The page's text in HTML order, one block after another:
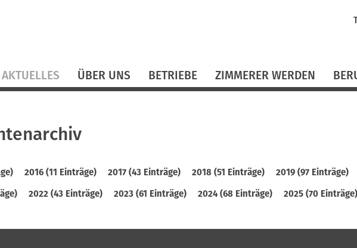
AKTUELLES ÜBER UNS BETRIEBE ZIMMERER WERDEN
2016 (11 Einträge) 2017 (43 Einträge) 2018 (51 Einträge) 2019 (97 Einträge)
2022 (43 Einträge) 2023 (61 Einträge) 2024 (68 Einträge) 2025 (70 Einträge)